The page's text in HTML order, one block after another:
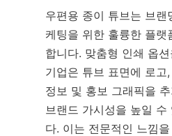
우편용 종이 튜브는 브랜
케팅을 위한 훌륭한 플랫
합니다. 맞춤형 인쇄 옵
기업은 튜브 표면에 로고
정보 및 홍보 그래픽을
브랜드 가시성을 높일 수
다. 이는 전문적인 느낌